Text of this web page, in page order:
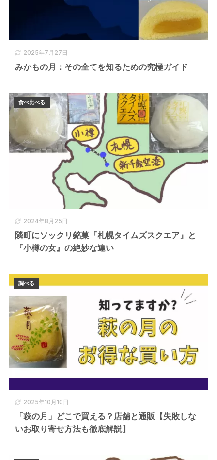
2025年7月27日
みかもの月：その全てを知るための究極ガイド
2024年8月25日
隣町にソックリ銘菓『札幌タイムズスクエア』と
『小樽の女』の絶妙な違い
食べ比べる
2025年10月10日
「萩の月」どこで買える？店舗と通販【失敗しな
いお取り寄せ方法も徹底解説】
調べる